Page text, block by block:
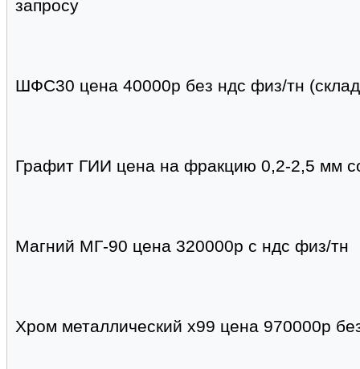
запросу
ШФС30 цена 40000р без ндс физ/тн
Графит ГИИ цена на фракцию 0,2-2,5 мм
Магний МГ-90 цена 320000р с ндс физ/тн
Хром металлический х99 цена 970000р